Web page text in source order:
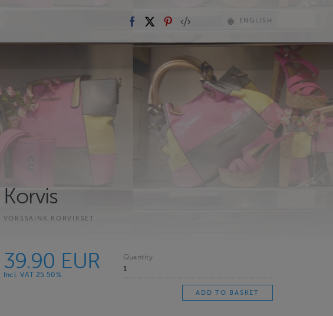
ENGLISH
Korvis
VORSSAINK KORVIKSET
39.90 EUR
Incl. VAT 25.50%
Quantity